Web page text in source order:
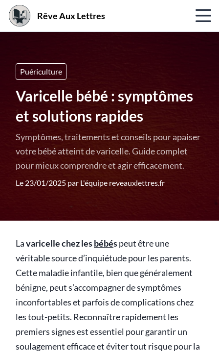
Rêve Aux Lettres
Puériculture
Varicelle bébé : symptômes
et solutions rapides
Symptômes, traitements et conseils pour apaiser
votre bébé atteint de varicelle. Guide complet
pour mieux comprendre et agir efficacement.
Le 23/01/2025 par L'équipe reveauxlettres.fr
Lavaricelle chez lesbébéspeut être une
véritable source d’inquiétude pour les parents.
Cette maladie infantile, bien que généralement
bénigne, peut s’accompagner de symptômes
inconfortables et parfois de complications chez
les tout-petits. Reconnaître rapidement les
premiers signes est essentiel pour garantir un
soulagement efficace et éviter tout risque pour la